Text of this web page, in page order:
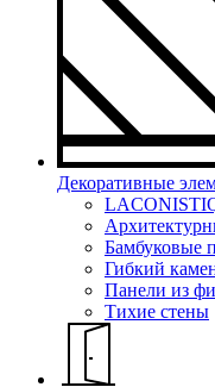
Декоративные
Бамбуковые
Гибкий
Панели из
Тихие стены